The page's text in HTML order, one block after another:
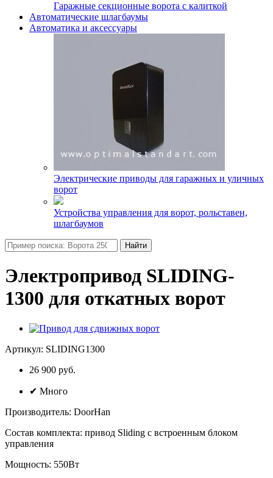
Гаражные секционные ворота с калиткой
Автоматические шлагбаумы
Автоматика и аксессуары
Электрические приводы для гаражных и уличных
ворот
Устройства управления для ворот, рольставен,
шлагбаумов
Найти
Электропривод SLIDING-
1300 для откатных ворот
Артикул: SLIDING1300
26 900 руб.
✔ Много
Производитель: DoorHan
Состав комплекта: привод Sliding с встроенным блоком
управления
Мощность: 550Вт